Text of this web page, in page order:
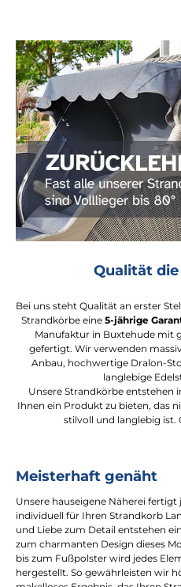
Qualität
Bei uns steht Qualität an erster
Strandkörbe eine 5-jährige
Manufaktur in Buxtehude mit
gefertigt. Wir verwenden
Anbau, hochwertige Dralon-
langlebige
Unsere Strandkörbe entstehen
Ihnen ein Produkt zu bieten, das
stilvoll und langlebig ist.
Meisterhaft genäht
Unsere hauseigene Näherei fertigt
individuell für Ihren Strandkorb
und Liebe zum Detail entstehen
zum charmanten Design dieses
bis zum Fußpolster wird jedes
hergestellt. So gewährleisten wir